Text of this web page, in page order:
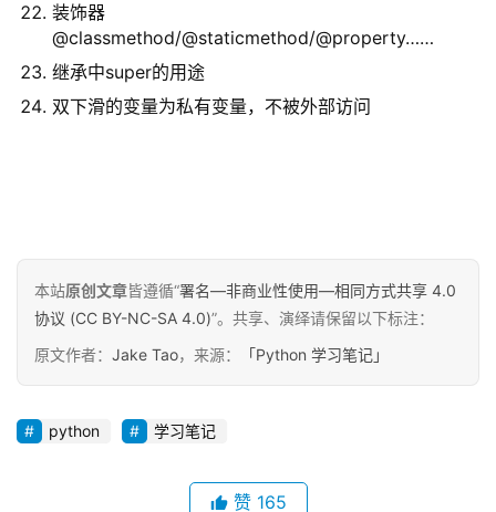
装饰器
@classmethod/@staticmethod/@property……
继承中super的用途
双下滑的变量为私有变量，不被外部访问
本站原创文章皆遵循“署名—非商业性使用—相同方式共享 4.0
协议 (CC BY-NC-SA 4.0)”。共享、演绎请保留以下标注：
原文作者： Jake Tao，来源： 「Python 学习笔记」
python 学习笔记
赞 165